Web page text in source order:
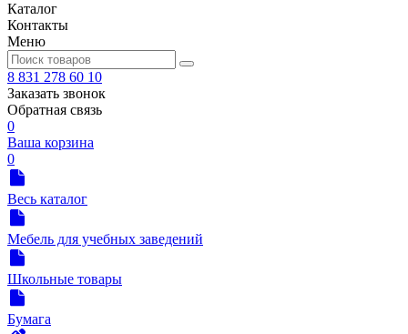
Каталог
Контакты
Меню
8 831 278 60 10
Заказать звонок
Обратная связь
0
Ваша корзина
0
Весь каталог
Мебель для учебных заведений
Школьные товары
Бумага